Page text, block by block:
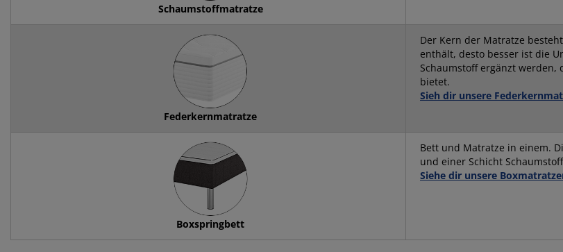
Schaumstoffmatratze
Federkernmatratze
Der Kern der Matratze
enthält, desto besser ist die
Schaumstoff ergänzt
bietet.
Sieh dir unsere
Boxspringbett
Bett und Matratze in einem.
und einer Schicht
Siehe dir unsere